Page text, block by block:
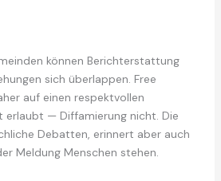
können Berichterstattung
sich überlappen. Free
auf einen respektvollen
erlaubt — Diffamierung nicht. Die
Debatten, erinnert aber auch
Meldung Menschen stehen.